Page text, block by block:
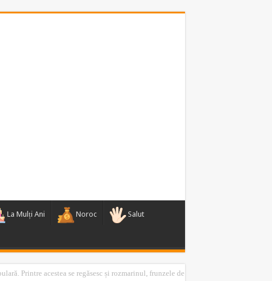
La Mulți Ani Noroc Salut